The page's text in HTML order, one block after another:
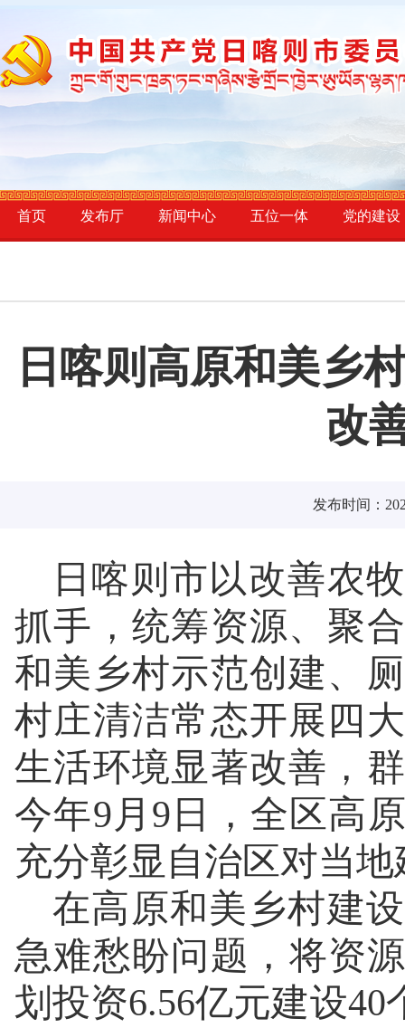
首页 发布厅 新闻中心 五位一体 党的建设
日喀则高原和美乡
改
发布时间：
日喀则市以改善农
抓手，统筹资源、聚
和美乡村示范创建、
村庄清洁常态开展四
生活环境显著改善，
今年9月9日，全区高
充分彰显自治区对当
在高原和美乡村建
急难愁盼问题，将资
划投资6.56亿元建设